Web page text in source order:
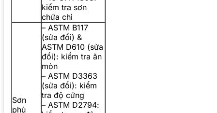
kiểm tra sơn
chứa chì
Sơn
phủ
– ASTM B117
(sửa đổi) &
ASTM D610 (sửa
đổi): kiểm tra ăn
mòn
– ASTM D3363
(sửa đổi): kiểm
tra độ cứng
– ASTM D2794: